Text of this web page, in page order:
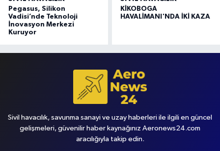
Pegasus, Silikon
Vadisi’nde Teknoloji
İnovasyon Merkezi
Kuruyor
KİKOBOGA
HAVALİMANI'NDA İKİ KAZA
Sivil havacılık, savunma sanayi ve uzay haberleri ile ilgili en güncel
gelişmeleri, güvenilir haber kaynağınız Aeronews24.com
aracılığıyla takip edin.